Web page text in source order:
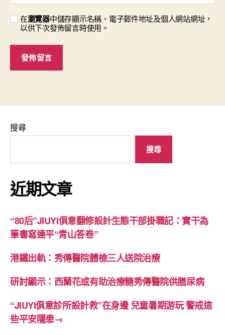
在瀏覽器中儲存顯示名稱、電子郵件地址及個人網站網址，
以供下次發佈留言時使用。
搜尋
搜尋
近期文章
“80后”JIUYI俱意翻修設計生態干部掛職記：實干為
筆書寫連平“青山答卷”
港鐵出軌：秀傳醫院體檢三人送院治療
研討顯示：西蘭花或有助治療糖秀傳醫院供膳尿病
“JIUYI俱意診所設計救”在身邊 兒童暑期游玩 警戒這
些平安隱患→